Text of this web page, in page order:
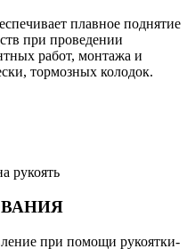
плавное поднятие
при проведении
работ, монтажа и
тормозных колодок.
рукоять
при помощи рукоятки-